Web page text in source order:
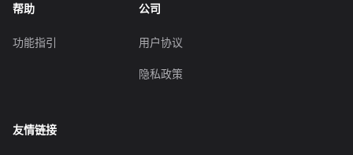
帮助
功能指引
公司
用户协议
隐私政策
友情链接